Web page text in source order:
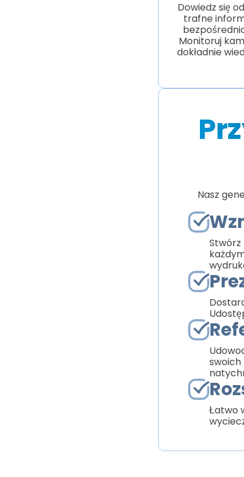
Dowiedz się
trafne
Monitoruj
dokładnie
Nasz
Stwórz
swoich
Łatwo